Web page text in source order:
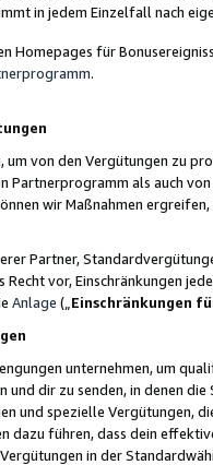
in jedem Einzelfall nach
Homepages für
.
von den Vergütungen zu
Partnerprogramm als auch
wir Maßnahmen
Partner,
Recht vor, Einschränkungen
Anlage („ Einschränkungen
unternehmen, um
und dir zu senden, in denen
und spezielle Vergütungen,
dazu führen, dass dein
in der